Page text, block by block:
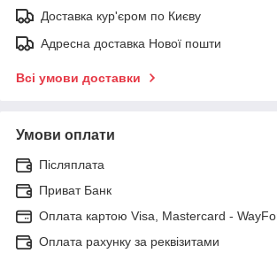
Доставка кур'єром по Києву
Адресна доставка Нової пошти
Всі умови доставки
Умови оплати
Післяплата
Приват Банк
Оплата картою Visa, Mastercard -
Оплата рахунку за реквізитами